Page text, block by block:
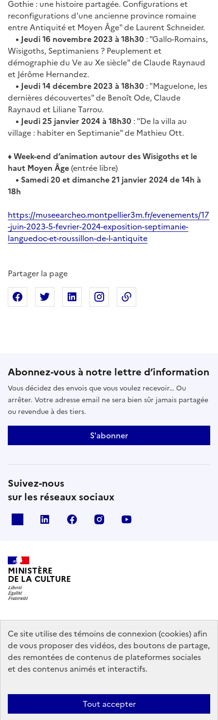
Ce site utilise des témoins de connexion (cookies) afin
de vous proposer des vidéos, des boutons de partage,
des remontées de contenus de plateformes sociales
et des contenus animés et interactifs.
Tout accepter
Gothie : une histoire partagée. Configurations et
reconfigurations d'une ancienne province romaine
entre Antiquité et Moyen Âge" de Laurent Schneider.
• Jeudi 16 novembre 2023 à 18h30 : "Gallo-Romains,
Wisigoths, Septimaniens ? Peuplement et
démographie du Ve au Xe siècle" de Claude Raynaud
et Jérôme Hernandez.
• Jeudi 14 décembre 2023 à 18h30 : "Maguelone, les
dernières découvertes" de Benoît Ode, Claude
Raynaud et Liliane Tarrou.
• Jeudi 25 janvier 2024 à 18h30 : "De la villa au
village : habiter en Septimanie" de Mathieu Ott.
♦ Week-end d’animation autour des Wisigoths et le
haut Moyen Âge(entrée libre)
• Samedi 20 et dimanche 21 janvier 2024 de 14h à
18h
https://museearcheo.montpellier3m.fr/evenements/17
-juin-2023-5-fevrier-2024-exposition-septimanie-
languedoc-et-roussillon-de-l-antiquite
Partager la page
Partager sur Facebook
Partager sur XPartager sur Linkedin
Partager sur Instagram
Abonnez-vous à notre lettre d’information
Vous décidez des envois que vous voulez recevoir… Ou
arrêter. Votre adresse email ne sera bien sûr jamais partagée
ou revendue à des tiers.
S'abonner
Suivez-nous
sur les réseaux sociaux
linkedin facebook instagram
MINISTÈRE
DE LA CULTURE
data.gouv.fr legifrance.gouv.fr
info.gouv.fr
service-public.gouv.fr
Mentions légales Accessibilité : partiellement conforme
Politique
d’utilisation des témoins de connexion (cookies)